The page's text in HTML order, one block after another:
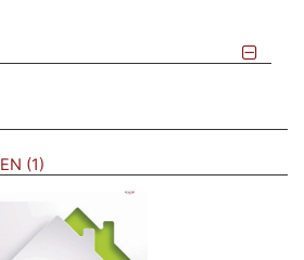
ODER ZULETZT ANGESEHENE
1 BROSCHÜREN